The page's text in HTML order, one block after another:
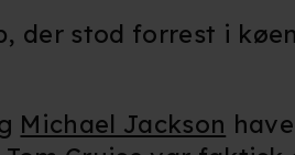
der stod forrest i
Michael Jackson